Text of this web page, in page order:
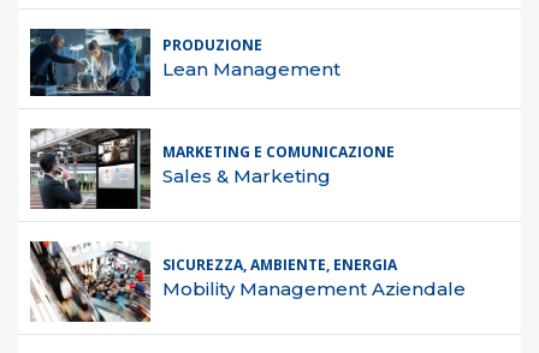
PRODUZIONE
Lean Management
MARKETING E COMUNICAZIONE
Sales & Marketing
SICUREZZA, AMBIENTE, ENERGIA
Mobility Management Aziendale